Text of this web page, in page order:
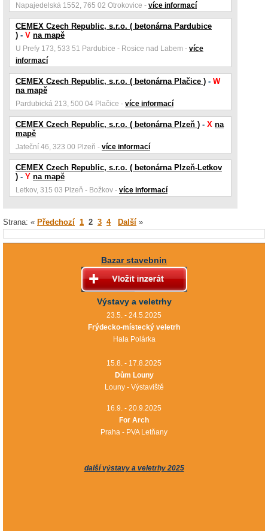
Napajedelská 1552, 765 02 Otrokovice - více informací
CEMEX Czech Republic, s.r.o. ( betonárna Pardubice
) - V na mapě
U Prefy 173, 533 51 Pardubice - Rosice nad Labem - více
informací
CEMEX Czech Republic, s.r.o. ( betonárna Plačice ) - W
na mapě
Pardubická 213, 500 04 Plačice - více informací
CEMEX Czech Republic, s.r.o. ( betonárna Plzeň ) - X na
mapě
Jateční 46, 323 00 Plzeň - více informací
CEMEX Czech Republic, s.r.o. ( betonárna Plzeň-Letkov
) - Y na mapě
Letkov, 315 03 Plzeň - Božkov - více informací
Strana: « Předchozí 1 2 3 4 Další »
Bazar stavebnin
Výstavy a veletrhy
23.5. - 24.5.2025
Frýdecko-místecký veletrh
Hala Polárka
15.8. - 17.8.2025
Dům Louny
Louny - Výstaviště
16.9. - 20.9.2025
For Arch
Praha - PVA Letňany
další výstavy a veletrhy 2025